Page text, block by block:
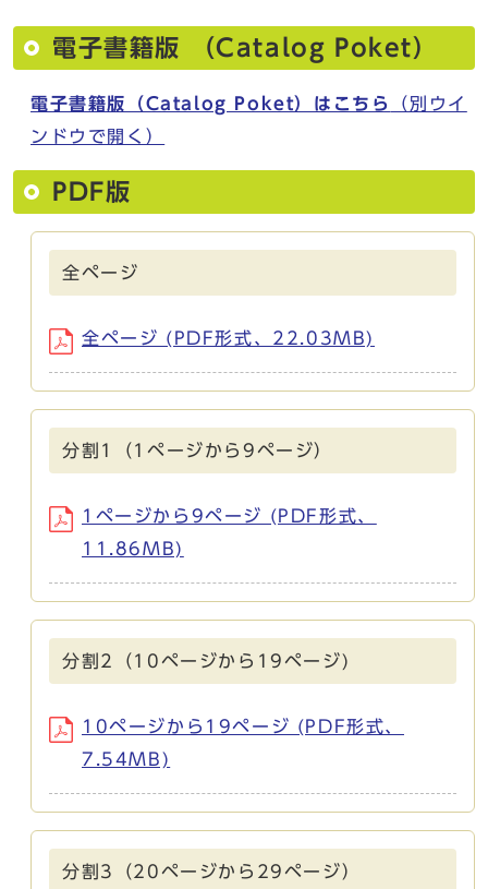
電子書籍版 （Catalog Poket）
電子書籍版（Catalog Poket）はこちら
（別ウイ
ンドウで開く）
PDF版
全ページ
全ページ (PDF形式、22.03MB)
分割1（1ページから9ページ）
1ページから9ページ (PDF形式、
11.86MB)
分割2（10ページから19ページ)
10ページから19ページ (PDF形式、
7.54MB)
分割3（20ページから29ページ）